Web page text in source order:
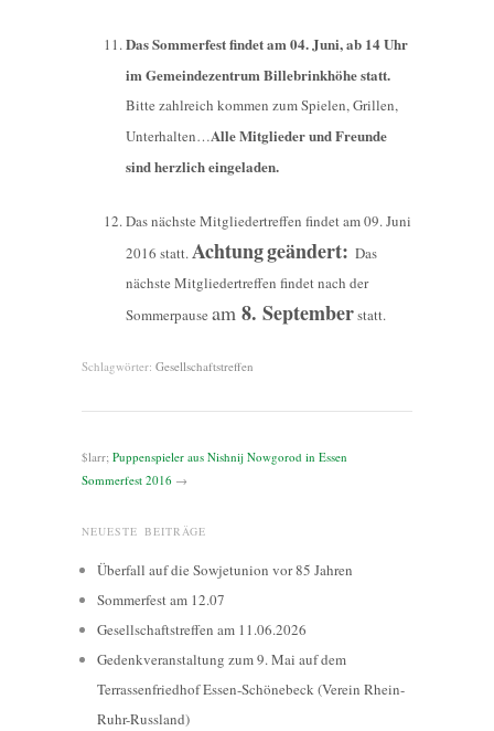
Das Sommerfest findet am 04. Juni, ab 14 Uhr
im Gemeindezentrum Billebrinkhöhe statt.
Bitte zahlreich kommen zum Spielen, Grillen,
Unterhalten…Alle Mitglieder und Freunde
sind herzlich eingeladen.
Das nächste Mitgliedertreffen findet am09. Juni
2016 statt.Achtunggeändert:Das
nächste Mitgliedertreffen findet nach der
Sommerpauseam8. Septemberstatt.
Schlagwörter: Gesellschaftstreffen
$larr; Puppenspieler aus Nishnij Nowgorod in Essen
Sommerfest 2016 →
NEUESTE BEITRÄGE
Überfall auf die Sowjetunion vor 85 Jahren
Sommerfest am 12.07
Gesellschaftstreffen am 11.06.2026
Gedenkveranstaltung zum 9. Mai auf dem
Terrassenfriedhof Essen-Schönebeck (Verein Rhein-
Ruhr-Russland)